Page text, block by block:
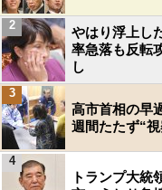
やはり浮上し
率急落も反転
し
2
高市首相の早
週間たたず“
3
トランプ大統
4